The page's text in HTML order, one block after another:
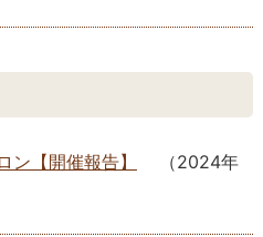
ン【開催報告】 （2024年